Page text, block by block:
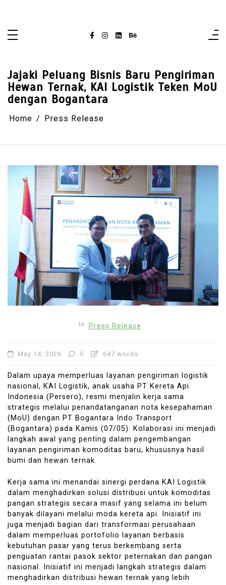
Jajaki Peluang Bisnis Baru Pengiriman
Hewan Ternak, KAI Logistik Teken MoU
dengan Bogantara
Home Press Release
In Press Release
May 14, 2026 0 647 words
Dalam upaya memperluas layanan pengiriman logistik
nasional, KAI Logistik, anak usaha PT Kereta Api
Indonesia (Persero), resmi menjalin kerja sama
strategis melalui penandatanganan nota kesepahaman
(MoU) dengan PT Bogantara Indo Transport
(Bogantara) pada Kamis (07/05). Kolaborasi ini menjadi
langkah awal yang penting dalam pengembangan
layanan pengiriman komoditas baru, khususnya hasil
bumi dan hewan ternak.
Kerja sama ini menandai sinergi perdana KAI Logistik
dalam menghadirkan solusi distribusi untuk komoditas
pangan strategis secara masif yang selama ini belum
banyak dilayani melalui moda kereta api. Inisiatif ini
juga menjadi bagian dari transformasi perusahaan
dalam memperluas portofolio layanan berbasis
kebutuhan pasar yang terus berkembang serta
penguatan rantai pasok sektor peternakan dan pangan
nasional. Inisiatif ini menjadi langkah strategis dalam
menghadirkan distribusi hewan ternak yang lebih